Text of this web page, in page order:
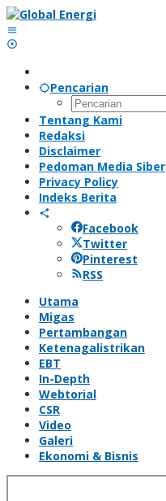
Lewati
ke
konten
Pencarian
Tentang Kami
Redaksi
Disclaimer
Pedoman Media Siber
Privacy Policy
Indeks Berita
Facebook
Twitter
Pinterest
RSS
Utama
Migas
Pertambangan
Ketenagalistrikan
EBT
In-Depth
Webtorial
CSR
Video
Galeri
Ekonomi & Bisnis